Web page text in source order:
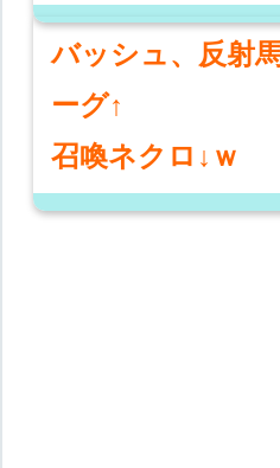
バッシュ、反射
ーグ↑
召喚ネクロ↓ｗ